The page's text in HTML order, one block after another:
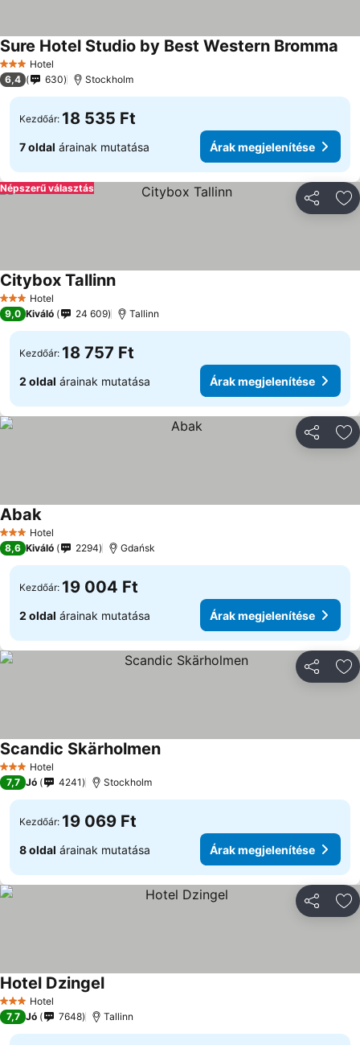
3 Kategória
Hotel
Sure Hotel Studio by Best Western Bromma
6,4 630 Stockholm
Kezdőár: 18 535 Ft
7 oldal árainak mutatása Árak megjelenítése
Népszerű választás
3 Kategória
Hotel
Citybox TallinnÁrak megjelenítése
9,0 Kiváló 24 609 Tallinn
Kezdőár: 18 757 Ft
2 oldal árainak mutatása Árak megjelenítése
3 Kategória
Hotel
AbakÁrak megjelenítése
8,6 Kiváló 2294 Gdańsk
Kezdőár: 19 004 Ft
2 oldal árainak mutatása Árak megjelenítése
3 Kategória
Hotel
Scandic SkärholmenÁrak megjelenítése
7,7 Jó 4241 Stockholm
Kezdőár: 19 069 Ft
8 oldal árainak mutatása Árak megjelenítése
3 Kategória
Hotel
Hotel DzingelÁrak megjelenítése
7,7 Jó 7648 Tallinn